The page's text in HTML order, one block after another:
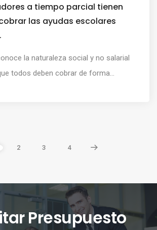
a tiempo parcial tienen
las ayudas escolares
la naturaleza social y no salarial
todos deben cobrar de forma...
2 3 4
Presupuesto